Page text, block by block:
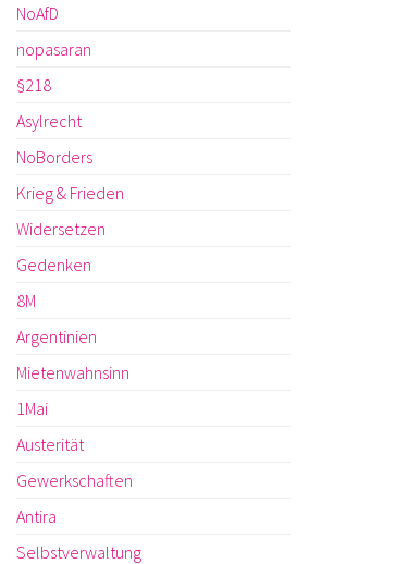
NoAfD
nopasaran
§218
Asylrecht
NoBorders
Krieg & Frieden
Widersetzen
Gedenken
8M
Argentinien
Mietenwahnsinn
1Mai
Austerität
Gewerkschaften
Antira
Selbstverwaltung